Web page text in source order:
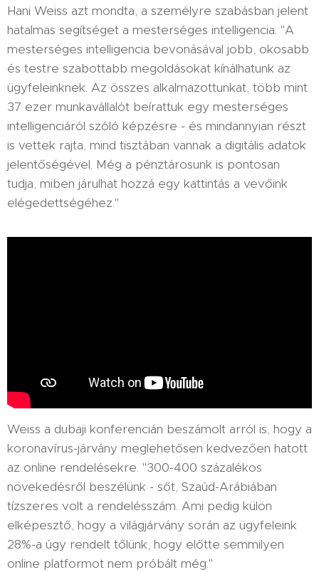
Hani Weiss azt mondta, a személyre szabásban jelent
hatalmas segítséget a mesterséges intelligencia. "A
mesterséges intelligencia bevonásával jobb, okosabb
és testre szabottabb megoldásokat kínálhatunk az
ügyfeleinknek. Az összes alkalmazottunkat, több mint
37 ezer munkavállalót beírattuk egy mesterséges
intelligenciáról szóló képzésre - és mindannyian részt
is vettek rajta, mind tisztában vannak a digitális adatok
jelentőségével. Még a pénztárosunk is pontosan
tudja, miben járulhat hozzá egy kattintás a vevőink
elégedettségéhez."
Weiss a dubaji konferencián beszámolt arról is, hogy a
koronavírus-járvány meglehetősen kedvezően hatott
az online rendelésekre. "300-400 százalékos
növekedésről beszélünk - sőt, Szaúd-Arábiában
tízszeres volt a rendelésszám. Ami pedig külön
elképesztő, hogy a világjárvány során az ügyfeleink
28%-a úgy rendelt tőlünk, hogy előtte semmilyen
online platformot nem próbált még."